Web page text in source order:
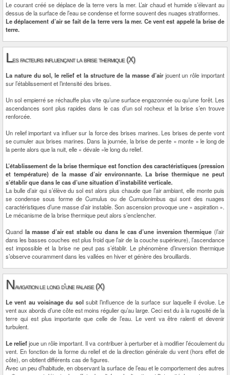
Le courant créé se déplace de la terre vers la mer. L’air chaud et humide s’élevant au
dessus de la surface de l’eau se condense et forme souvent des nuages stratiformes.
Le déplacement d’air se fait de la terre vers la mer. Ce vent est appelé la brise de
terre.
Les facteurs influençant la brise thermique (X)
La nature du sol, le relief et la structure de la masse d’air jouent un rôle important
sur l’établissement et l’intensité des brises.
Un sol empierré se réchauffe plus vite qu’une surface engazonnée ou qu’une forêt. Les
ascendances sont plus rapides dans le cas d’un sol rocheux et la brise s’en trouve
renforcée.
Un relief important va influer sur la force des brises marines. Les brises de pente vont
se cumuler aux brises marines. Dans la journée, la brise de pente « monte » le long de
la pente alors que la nuit, elle « dévale »le long du relief.
L’établissement de la brise thermique est fonction des caractéristiques (pression
et température) de la masse d’air environnante. La brise thermique ne peut
s’établir que dans le cas d’une situation d’instabilité verticale.
La bulle d’air qui s’élève du sol est alors plus chaude que l’air ambiant, elle monte puis
se condense sous forme de Cumulus ou de Cumulonimbus qui sont des nuages
caractéristiques d’une masse d’air instable. Son ascension provoque une « aspiration ».
Le mécanisme de la brise thermique peut alors s’enclencher.
Quand la masse d’air est stable ou dans le cas d’une inversion thermique(l’air
dans les basses couches est plus froid que l’air de la couche supérieure), l’ascendance
est impossible et la brise ne peut pas s’établir. Le phénomène d’inversion thermique
s’observe couramment dans les vallées en hiver et génère des brouillards.
Navigation le long d'une falaise (X)
Le vent au voisinage du sol subit l’influence de la surface sur laquelle il évolue. Le
vent aux abords d’une côte est moins régulier qu’au large. Ceci est du à la rugosité de la
terre qui est plus importante que celle de l’eau. Le vent va être ralenti et devenir
turbulent.
Le reliefjoue un rôle important. Il va contribuer à perturber et à modifier l’écoulement du
vent. En fonction de la forme du relief et de la direction générale du vent (hors effet de
côte), on obtient différents cas de figures.
Avec un peu d’habitude, en observant la surface de l’eau et le comportement des autres